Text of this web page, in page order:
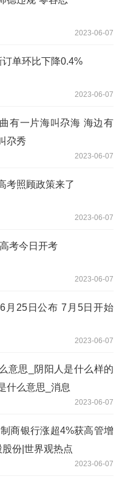
2023-06-07
单环比下降0.4%
2023-06-07
有一片海叫尕海 海边有
尕秀
2023-06-07
考照顾政策来了
2023-06-07
考今日开考
2023-06-07
月25日公布 7月5日开始
2023-06-07
意思_阴阳人是什么样的
什么意思_消息
2023-06-07
商银行涨超4%获高管增
份|世界观热点
2023-06-07